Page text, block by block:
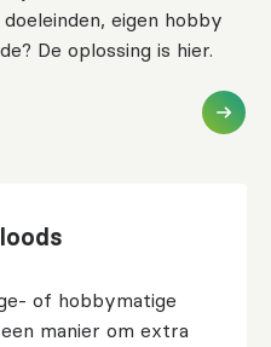
eigen hobby
De oplossing is hier.
of hobbymatige
manier om extra